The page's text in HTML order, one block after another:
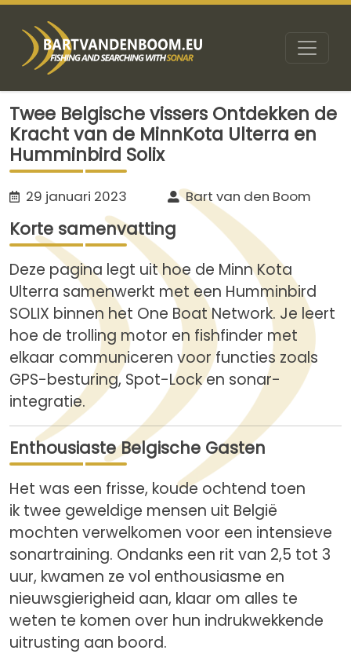
Twee Belgische vissers Ontdekken de
Kracht van de MinnKota Ulterra en
Humminbird Solix
29 januari 2023 Bart van den Boom
Korte samenvatting
Deze pagina legt uit hoe de Minn Kota
Ulterra samenwerkt met een Humminbird
SOLIX binnen het One Boat Network. Je leert
hoe de trolling motor en fishfinder met
elkaar communiceren voor functies zoals
GPS-besturing, Spot-Lock en sonar-
integratie.
Enthousiaste Belgische Gasten
Het was een frisse, koude ochtend toen
ik twee geweldige mensen uit België
mochten verwelkomen voor een intensieve
sonartraining. Ondanks een rit van 2,5 tot 3
uur, kwamen ze vol enthousiasme en
nieuwsgierigheid aan, klaar om alles te
weten te komen over hun indrukwekkende
uitrusting aan boord.